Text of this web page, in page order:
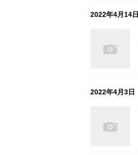
2022年4月14日
2022年4月3日